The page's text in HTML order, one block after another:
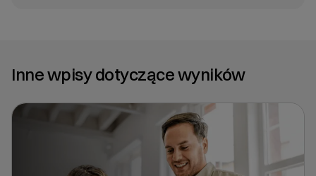
Inne wpisy dotyczące wyników